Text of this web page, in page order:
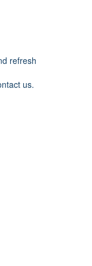
refresh
us.